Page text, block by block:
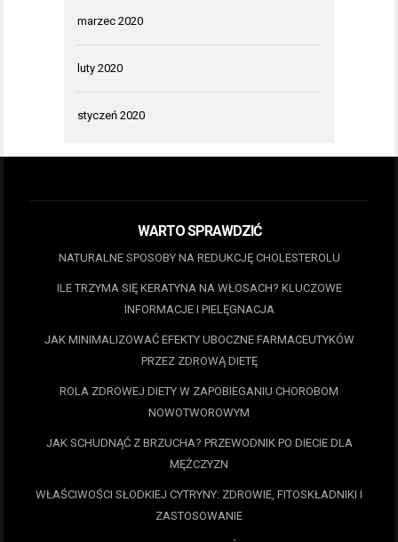
marzec 2020
luty 2020
styczeń 2020
WARTO SPRAWDZIĆ
NATURALNE SPOSOBY NA REDUKCJĘ CHOLESTEROLU
ILE TRZYMA SIĘ KERATYNA NA WŁOSACH? KLUCZOWE
INFORMACJE I PIELĘGNACJA
JAK MINIMALIZOWAĆ EFEKTY UBOCZNE FARMACEUTYKÓW
PRZEZ ZDROWĄ DIETĘ
ROLA ZDROWEJ DIETY W ZAPOBIEGANIU CHOROBOM
NOWOTWOROWYM
JAK SCHUDNĄĆ Z BRZUCHA? PRZEWODNIK PO DIECIE DLA
MĘŻCZYZN
WŁAŚCIWOŚCI SŁODKIEJ CYTRYNY: ZDROWIE, FITOSKŁADNIKI I
ZASTOSOWANIE